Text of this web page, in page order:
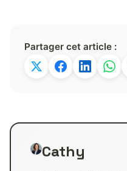
Partager cet article :
Cathy